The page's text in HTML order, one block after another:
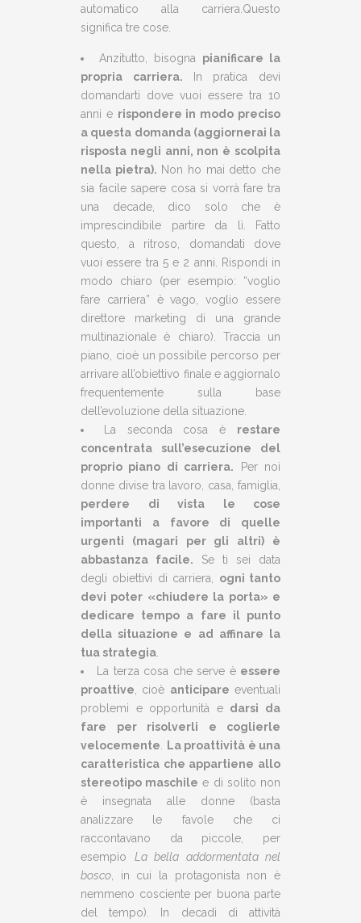
automatico alla carriera.Questo
significa tre cose.
Anzitutto, bisogna pianificare la
propria carriera.
In pratica devi
domandarti dove vuoi essere tra 10
anni e rispondere in modo preciso
a questa domanda (aggiornerai la
risposta negli anni, non è scolpita
nella pietra). Non ho mai detto che
sia facile sapere cosa si vorrà fare tra
una decade, dico solo che è
imprescindibile partire da lì. Fatto
questo, a ritroso, domandati dove
vuoi essere tra 5 e 2 anni. Rispondi in
modo chiaro (per esempio: “voglio
fare carriera” è vago, voglio essere
direttore marketing di una grande
multinazionale è chiaro). Traccia un
piano, cioè un possibile percorso per
arrivare all’obiettivo finale e aggiornalo
frequentemente sulla base
dell’evoluzione della situazione.
La seconda cosa è restare
concentrata sull’esecuzione del
proprio piano di carriera. Per noi
donne divise tra lavoro, casa, famiglia,
perdere di vista le cose
importanti a favore di quelle
urgenti (magari per gli altri) è
abbastanza facile. Se ti sei data
degli obiettivi di carriera, ogni tanto
devi poter «chiudere la porta» e
dedicare tempo a fare il punto
della situazione e ad affinare la
tua strategia
La terza cosa che serve è essere
proattive , cioè anticipare eventuali
problemi e opportunità e darsi da
fare per risolverli e coglierle
velocemente
La proattività è una
caratteristica che appartiene allo
stereotipo maschile e di solito non
è insegnata alle donne (basta
analizzare le favole che ci
raccontavano da piccole, per
esempio La bella addormentata nel
bosco , in cui la protagonista non è
nemmeno cosciente per buona parte
del tempo). In decadi di attività